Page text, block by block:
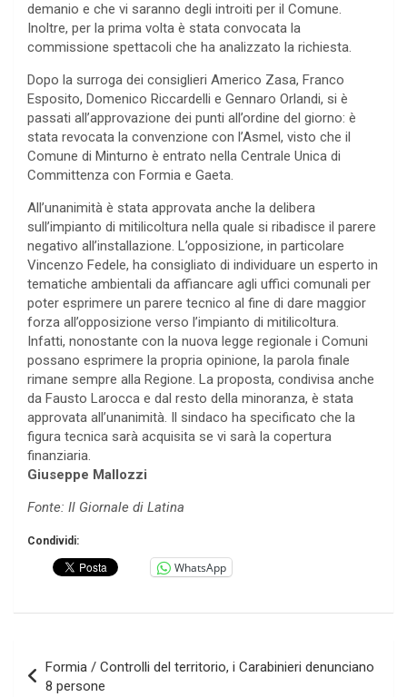
demanio e che vi saranno degli introiti per il Comune.
Inoltre, per la prima volta è stata convocata la
commissione spettacoli che ha analizzato la richiesta.
Dopo la surroga dei consiglieri Americo Zasa, Franco
Esposito, Domenico Riccardelli e Gennaro Orlandi, si è
passati all’approvazione dei punti all’ordine del giorno: è
stata revocata la convenzione con l’Asmel, visto che il
Comune di Minturno è entrato nella Centrale Unica di
Committenza con Formia e Gaeta.
All’unanimità è stata approvata anche la delibera
sull’impianto di mitilicoltura nella quale si ribadisce il parere
negativo all’installazione. L’opposizione, in particolare
Vincenzo Fedele, ha consigliato di individuare un esperto in
tematiche ambientali da affiancare agli uffici comunali per
poter esprimere un parere tecnico al fine di dare maggior
forza all’opposizione verso l’impianto di mitilicoltura.
Infatti, nonostante con la nuova legge regionale i Comuni
possano esprimere la propria opinione, la parola finale
rimane sempre alla Regione. La proposta, condivisa anche
da Fausto Larocca e dal resto della minoranza, è stata
approvata all’unanimità. Il sindaco ha specificato che la
figura tecnica sarà acquisita se vi sarà la copertura
finanziaria.
Giuseppe Mallozzi
Fonte: Il Giornale di Latina
Condividi:
WhatsApp
articoli
Formia / Controlli del territorio, i Carabinieri denunciano
8 persone